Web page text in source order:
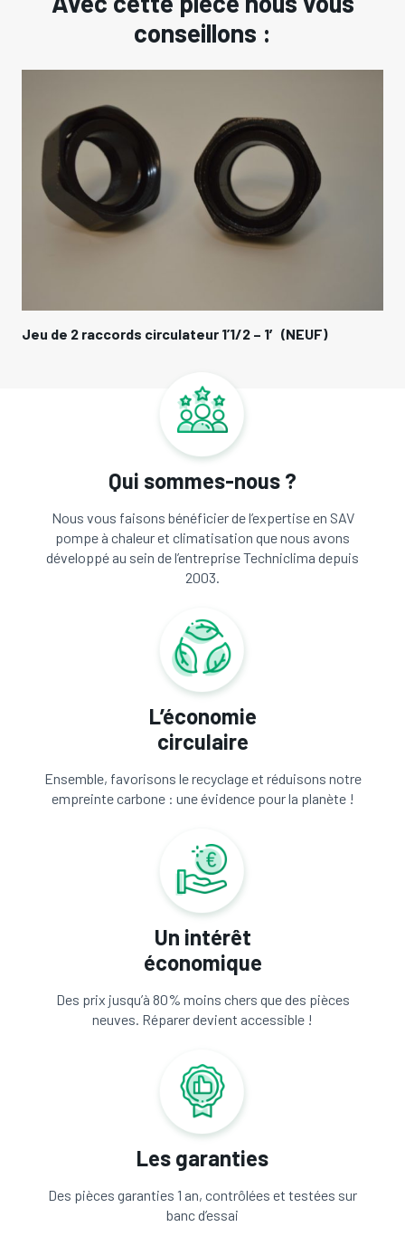
conseillons :
Jeu de 2 raccords circulateur 1’1/2 – 1′ (NEUF)
Qui sommes-nous ?
Nous vous faisons bénéficier de l’expertise en SAV
pompe à chaleur et climatisation que nous avons
développé au sein de l’entreprise Techniclima depuis
2003.
L’économie
circulaire
Ensemble, favorisons le recyclage et réduisons notre
empreinte carbone : une évidence pour la planète !
Un intérêt
économique
Des prix jusqu’à 80% moins chers que des pièces
neuves. Réparer devient accessible !
Les garanties
Des pièces garanties 1 an, contrôlées et testées sur
banc d’essai